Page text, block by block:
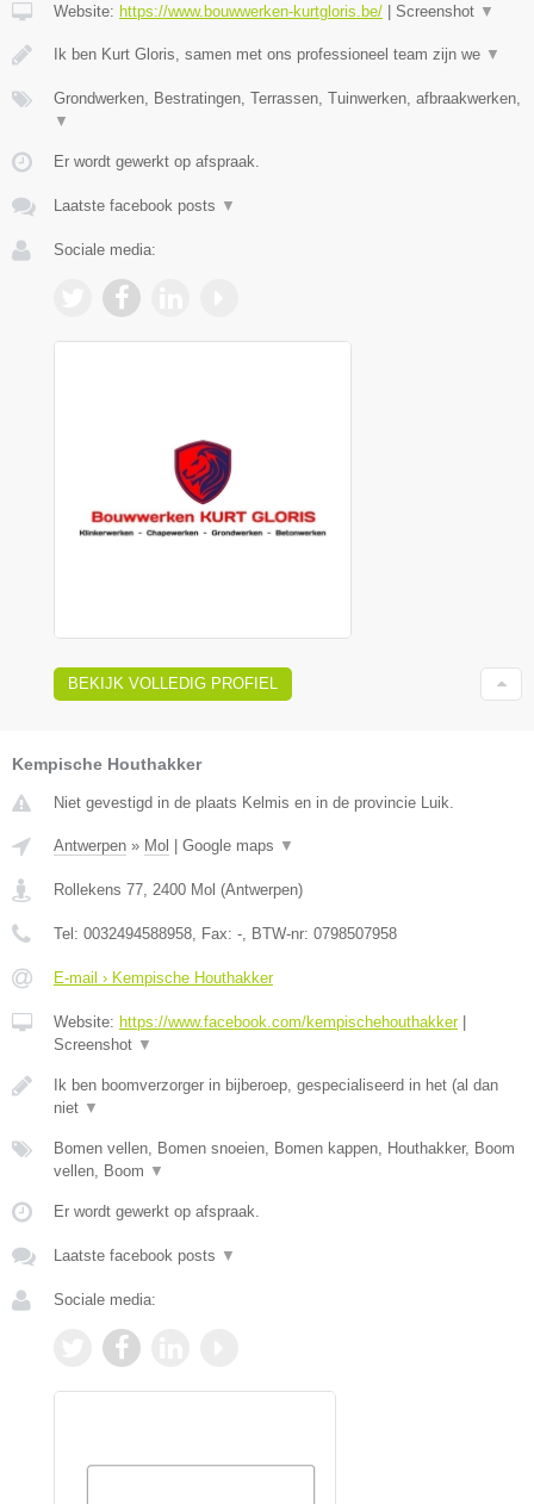
Website: https://www.bouwwerken-kurtgloris.be/ | Screenshot ▼
Ik ben Kurt Gloris, samen met ons professioneel team zijn we ▼
Grondwerken, Bestratingen, Terrassen, Tuinwerken, afbraakwerken,
▼
Er wordt gewerkt op afspraak.
Laatste facebook posts ▼
Sociale media:
BEKIJK VOLLEDIG PROFIEL
Kempische Houthakker
Niet gevestigd in de plaats Kelmis en in de provincie Luik.
Antwerpen » Mol | Google maps ▼
Rollekens 77 2400 Mol (Antwerpen)
Tel: 0032494588958 , Fax: - , BTW-nr: 0798507958
E-mail › Kempische Houthakker
Website: https://www.facebook.com/kempischehouthakker|
Screenshot ▼
Ik ben boomverzorger in bijberoep, gespecialiseerd in het (al dan
niet ▼
Bomen vellen, Bomen snoeien, Bomen kappen, Houthakker, Boom
vellen, Boom ▼
Er wordt gewerkt op afspraak.
Laatste facebook posts ▼
Sociale media: